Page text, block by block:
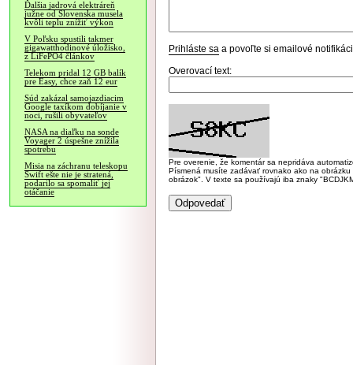
Ďalšia jadrová elektráreň
južne od Slovenska musela
kvôli teplu znížiť výkon
V Poľsku spustili takmer
gigawatthodinové úložisko,
z LiFePO4 článkov
Telekom pridal 12 GB balík
pre Easy, chce zaň 12 eur
Súd zakázal samojazdiacim
Google taxíkom dobíjanie v
noci, rušili obyvateľov
NASA na diaľku na sonde
Voyager 2 úspešne znížila
spotrebu
Misia na záchranu teleskopu
Swift ešte nie je stratená,
podarilo sa spomaliť jej
otáčanie
Prihláste sa a povoľte si emailové
Overovací text:
Pre overenie, že komentár sa nepridáva
Písmená musíte zadávať rovnako ako na
obrázok". V texte sa používajú iba znaky